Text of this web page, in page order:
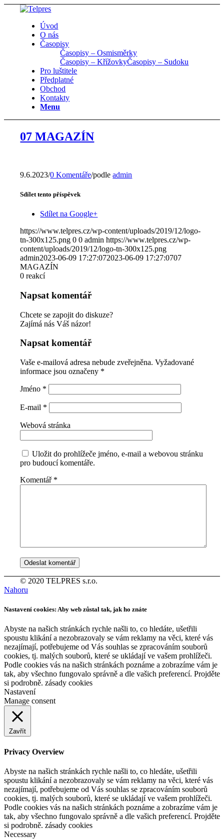
Úvod
O nás
Časopisy
Časopisy – Osmisměrky
Časopisy – KřížovkyČasopisy – Sudoku
Pro luštitele
Předplatné
Obchod
Kontakty
Menu
07 MAGAZÍN
9.6.2023/0 Komentáře/podleadmin
Sdílet tento příspěvek
Sdílet na Google+
https://www.telpres.cz/wp-content/uploads/2019/12/logo-
tn-300x125.png 0 0 admin https://www.telpres.cz/wp-
content/uploads/2019/12/logo-tn-300x125.png
admin2023-06-09 17:27:072023-06-09 17:27:0707
MAGAZÍN
0 reakcí
Napsat komentář
Chcete se zapojit do diskuze?
Zajímá nás Váš názor!
Napsat komentář
Vaše e-mailová adresa nebude zveřejněna. Vyžadované
informace jsou označeny *
Jméno *
E-mail *
Webová stránka
Uložit do prohlížeče jméno, e-mail a webovou stránku
pro budoucí komentáře.
Komentář *
© 2020 TELPRES s.r.o.
Nahoru
Nastavení cookies: Aby web zůstal tak, jak ho znáte
Abyste na našich stránkách rychle našli to, co hledáte, ušetřili
spoustu klikání a nezobrazovaly se vám reklamy na věci, které vás
nezajímají, potřebujeme od Vás souhlas se zpracováním souborů
cookies, tj. malých souborů, které se ukládají ve vašem prohlížeči.
Podle cookies vás na našich stránkách poznáme a zobrazíme vám je
tak, aby všechno fungovalo správně a dle vašich preferencí. Projděte
si podrobně. zásady cookies
Nastavení
Manage consent
Zavřít
Privacy Overview
Abyste na našich stránkách rychle našli to, co hledáte, ušetřili
spoustu klikání a nezobrazovaly se vám reklamy na věci, které vás
nezajímají, potřebujeme od Vás souhlas se zpracováním souborů
cookies, tj. malých souborů, které se ukládají ve vašem prohlížeči.
Podle cookies vás na našich stránkách poznáme a zobrazíme vám je
tak, aby všechno fungovalo správně a dle vašich preferencí. Projděte
si podrobně. zásady cookies
Necessary